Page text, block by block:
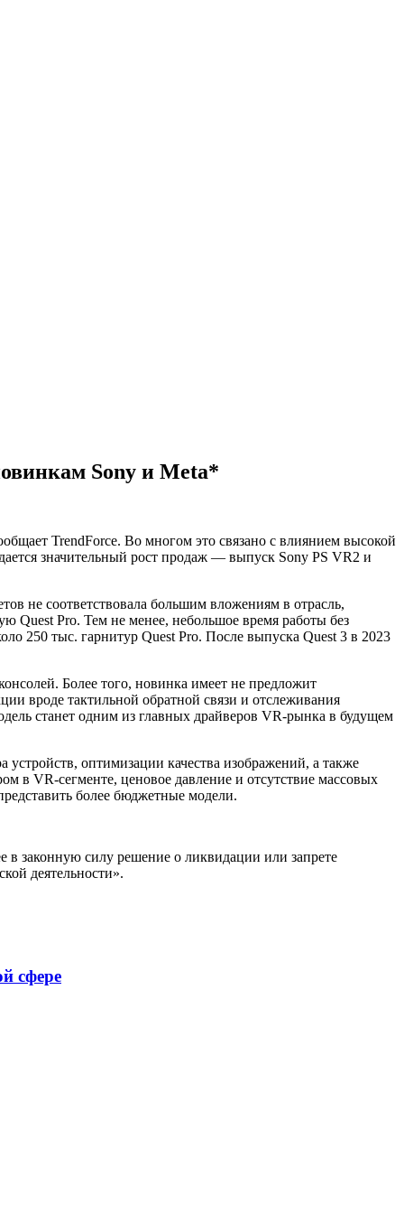
Sony и Meta*
TrendForce. Во многом это связано с влиянием высокой
значительный рост продаж — выпуск Sony PS VR2 и
не соответствовала большим вложениям в отрасль,
Quest Pro. Тем не менее, небольшое время работы без
250 тыс. гарнитур Quest Pro. После выпуска Quest 3 в 2023
Более того, новинка имеет не предложит
вроде тактильной обратной связи и отслеживания
станет одним из главных драйверов VR-рынка в будущем
оптимизации качества изображений, а также
в VR-сегменте, ценовое давление и отсутствие массовых
более бюджетные модели.
законную силу решение о ликвидации или запрете
деятельности».
сфере